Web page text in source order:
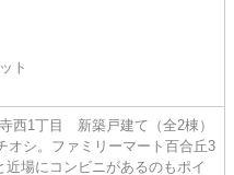
ト
西1丁目 新築戸建て（全2棟）
オシ。ファミリーマート百合丘3
近場にコンビニがあるのもポイ